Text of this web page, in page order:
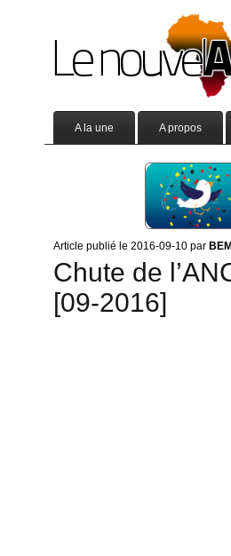
A la une A propos
Article publié le 2016-09-10 par
Chute de
[09-2016]